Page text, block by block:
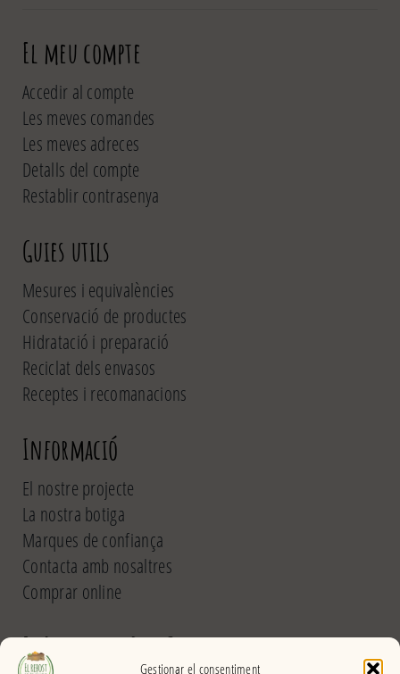
Gestionar el consentiment
El meu compte
Accedir al compte
Les meves comandes
Les meves adreces
Detalls del compte
Restablir contrasenya
Guies utils
Mesures i equivalències
Conservació de productes
Hidratació i preparació
Reciclat dels envasos
Receptes i recomanacions
Informació
El nostre projecte
La nostra botiga
Marques de confiança
Contacta amb nosaltres
Comprar online
El Rebost del Pou Calent